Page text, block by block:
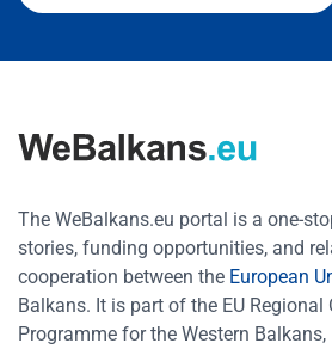
The WeBalkans.eu portal is a one-
stories, funding opportunities, and
cooperation between the European
Balkans. It is part of the EU
Programme for the Western